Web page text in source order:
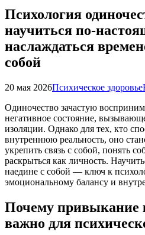
Психология
научиться по-
наслаждаться
собой
20 мая 2026Психическое здоровье
Одиночество зачастую
негативное состояние,
изоляции. Однако для тех, кто
внутреннюю реальность, оно
укрепить связь с собой, понять
раскрыться как личность.
наедине с собой — ключ к
эмоциональному балансу и
Почему привыкание
важно для